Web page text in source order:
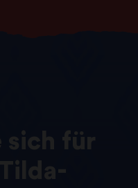
sich
für
Tilda-